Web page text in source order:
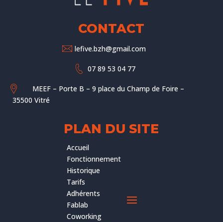
CONTACT
lefive.bzh@gmail.com
07 89 53 04 77
MEEF – Porte B – 9 place du Champ de Foire –
35500 Vitré
PLAN DU SITE
Accueil
Fonctionnement
Historique
Tarifs
Adhérents
Fablab
Coworking